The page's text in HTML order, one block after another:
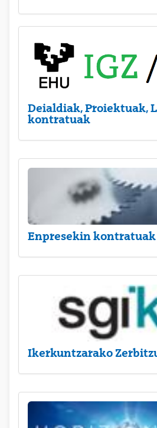
Deialdiak, Proiektuak,
kontratuak
Enpresekin
Ikerkuntzarako